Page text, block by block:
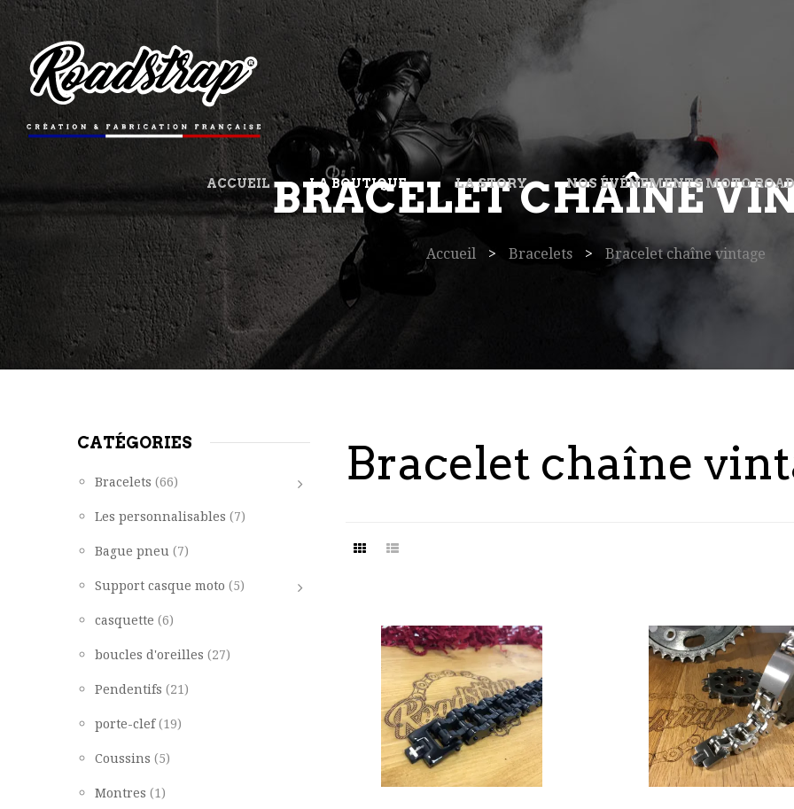
ACCUEIL LA BOUTIQUE LA STORY NOS ÉVÉNEMENTS MOTO
BRACELET CHAÎNE
Accueil > Bracelets > Bracelet chaîne vintage
CATÉGORIES
Bracelets (66)
Les personnalisables (7)
Bague pneu (7)
Support casque moto (5)
casquette (6)
boucles d'oreilles (27)
Pendentifs (21)
porte-clef (19)
Coussins (5)
Montres (1)
Bracelet chaîne